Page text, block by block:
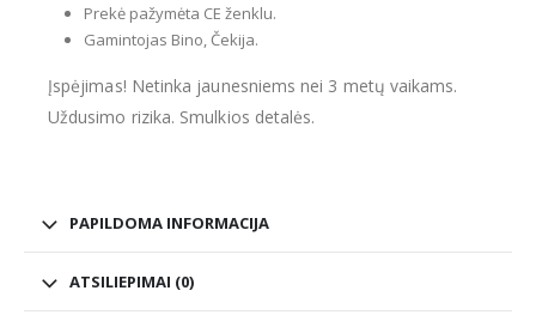
Prekė pažymėta CE ženklu.
Gamintojas Bino, Čekija.
Įspėjimas! Netinka jaunesniems nei 3 metų vaikams.
Uždusimo rizika. Smulkios detalės.
PAPILDOMA INFORMACIJA
ATSILIEPIMAI (0)